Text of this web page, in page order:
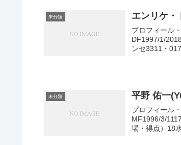
未分類 エンリケ・
プロフィール
DF1997/1/
ンセ3311・
未分類 平野 佑一
プロフィール
MF1996/3/
場・得点）18